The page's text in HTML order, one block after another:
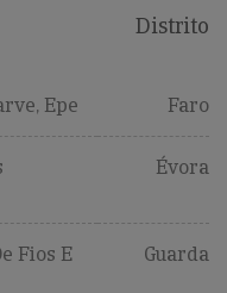
Distrito
Epe Faro
Évora
Fios E
Guarda